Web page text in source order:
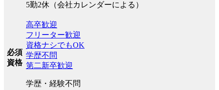
5勤2休（会社カレンダーによる）
必須
資格
高卒歓迎
フリーター歓迎
資格ナシでもOK
学歴不問
第二新卒歓迎
学歴・経験不問